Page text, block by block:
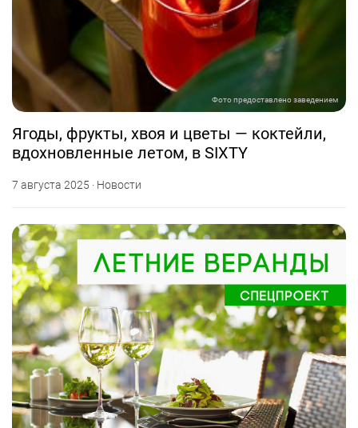
Фото предоставлено заведением
Ягоды, фрукты, хвоя и цветы — коктейли,
вдохновленные летом, в SIXTY
7 августа 2025 · Новости